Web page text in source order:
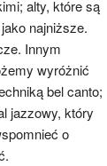
alty, które są
najniższe.
Innym
wyróżnić
bel canto;
jazzowy, który
o